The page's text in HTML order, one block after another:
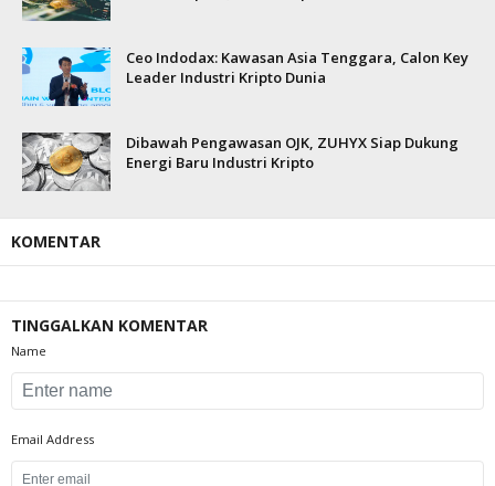
Ceo Indodax: Kawasan Asia Tenggara, Calon Key
Leader Industri Kripto Dunia
Dibawah Pengawasan OJK, ZUHYX Siap Dukung
Energi Baru Industri Kripto
KOMENTAR
TINGGALKAN KOMENTAR
Name
Email Address